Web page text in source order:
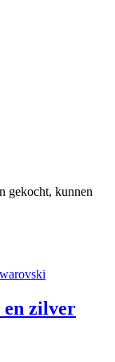
gekocht, kunnen
en zilver